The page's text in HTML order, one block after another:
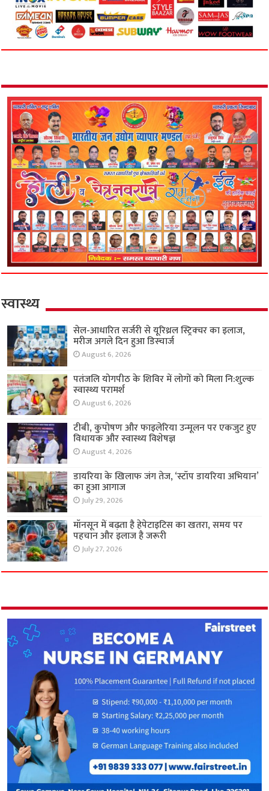
स्वास्थ्य
सेल-आधारित सर्जरी से यूरिथ्रल स्ट्रिक्चर का इलाज,
मरीज अगले दिन हुआ डिस्चार्ज
August 6, 2026
पतंजलि योगपीठ के शिविर में लोगों को मिला नि:शुल्क
स्वास्थ्य परामर्श
August 6, 2026
टीबी, कुपोषण और फाइलेरिया उन्मूलन पर एकजुट हुए
विधायक और स्वास्थ्य विशेषज्ञ
August 4, 2026
डायरिया के खिलाफ जंग तेज, ‘स्टॉप डायरिया अभियान’
का हुआ आगाज
July 29, 2026
मॉनसून में बढ़ता है हेपेटाइटिस का खतरा, समय पर
पहचान और इलाज है जरूरी
July 27, 2026